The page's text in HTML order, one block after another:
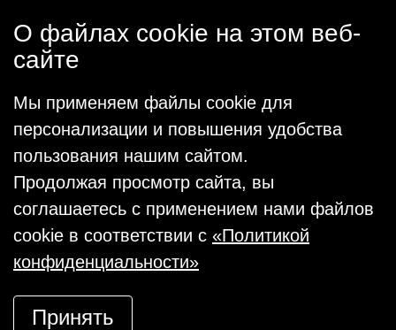
О файлах cookie на этом веб-
сайте
Мы применяем файлы cookie для
персонализации и повышения удобства
пользования нашим сайтом.
Продолжая просмотр сайта, вы
соглашаетесь с применением нами файлов
cookie в соответствии с «Политикой
конфиденциальности»
Принять